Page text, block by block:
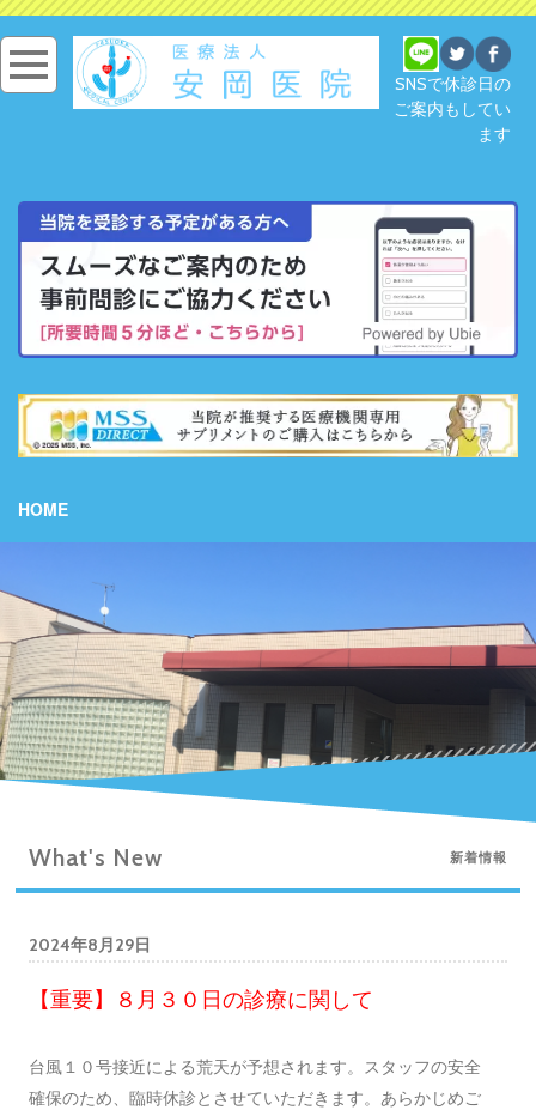
SNSで休診日の
ご案内もしてい
ます
HOME
What's New 新着情報
2024年8月29日
【重要】８月３０日の診療に関して
台風１０号接近による荒天が予想されます。スタッフの安全
確保のため、臨時休診とさせていただきます。あらかじめご